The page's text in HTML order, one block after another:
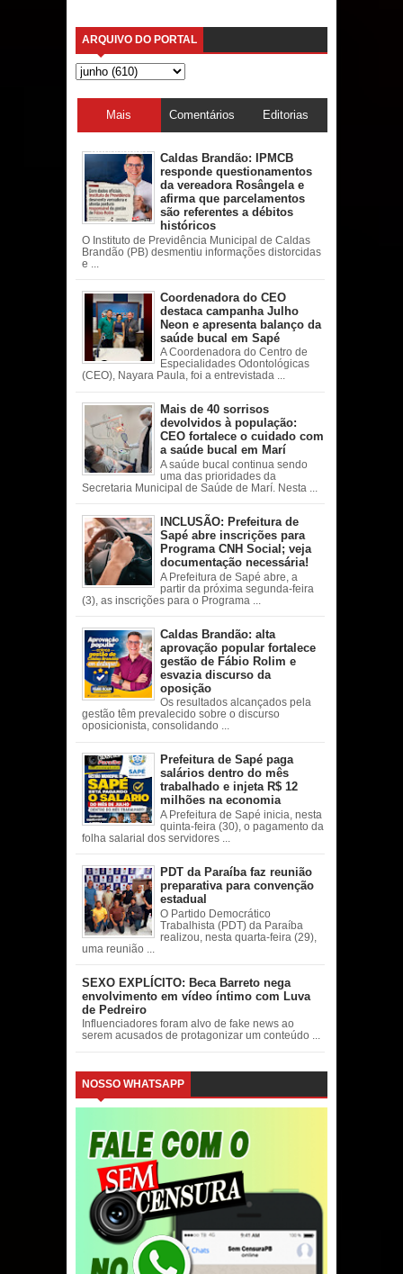
ARQUIVO DO PORTAL
Mais
acessadas
Comentários Editorias
Caldas Brandão: IPMCB
responde questionamentos
da vereadora Rosângela e
afirma que parcelamentos
são referentes a débitos
históricos
O Instituto de Previdência Municipal de Caldas
Brandão (PB) desmentiu informações distorcidas
e ...
Coordenadora do CEO
destaca campanha Julho
Neon e apresenta balanço da
saúde bucal em Sapé
A Coordenadora do Centro de
Especialidades Odontológicas
(CEO), Nayara Paula, foi a entrevistada ...
Mais de 40 sorrisos
devolvidos à população:
CEO fortalece o cuidado com
a saúde bucal em Marí
A saúde bucal continua sendo
uma das prioridades da
Secretaria Municipal de Saúde de Marí. Nesta ...
INCLUSÃO: Prefeitura de
Sapé abre inscrições para
Programa CNH Social; veja
documentação necessária!
A Prefeitura de Sapé abre, a
partir da próxima segunda-feira
(3), as inscrições para o Programa ...
Caldas Brandão: alta
aprovação popular fortalece
gestão de Fábio Rolim e
esvazia discurso da
oposição
Os resultados alcançados pela
gestão têm prevalecido sobre o discurso
oposicionista, consolidando ...
Prefeitura de Sapé paga
salários dentro do mês
trabalhado e injeta R$ 12
milhões na economia
A Prefeitura de Sapé inicia, nesta
quinta-feira (30), o pagamento da
folha salarial dos servidores ...
PDT da Paraíba faz reunião
preparativa para convenção
estadual
O Partido Democrático
Trabalhista (PDT) da Paraíba
realizou, nesta quarta-feira (29),
uma reunião ...
SEXO EXPLÍCITO: Beca Barreto nega
envolvimento em vídeo íntimo com Luva
de Pedreiro
Influenciadores foram alvo de fake news ao
serem acusados de protagonizar um conteúdo ...
NOSSO WHATSAPP